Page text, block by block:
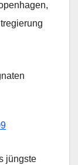
,
jüngste